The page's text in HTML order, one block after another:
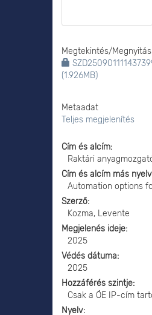
Megtekintés/Megnyitás
(1.926MB)
Metaadat
Teljes megjelenítés
Cím és alcím
Raktári
Cím és alcím más
Automation options
Szerző
Kozma, Levente
Megjelenés ideje
2025
Védés dátuma
2025
Hozzáférés szintje
Csak a ÓE IP-cím
Nyelv